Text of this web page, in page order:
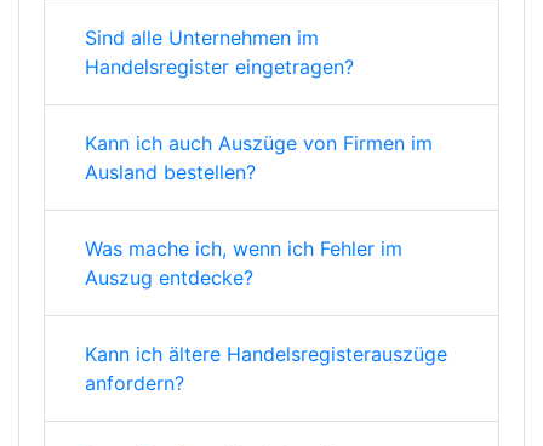
Sind alle Unternehmen im
Handelsregister eingetragen?
Kann ich auch Auszüge von Firmen im
Ausland bestellen?
Was mache ich, wenn ich Fehler im
Auszug entdecke?
Kann ich ältere Handelsregisterauszüge
anfordern?